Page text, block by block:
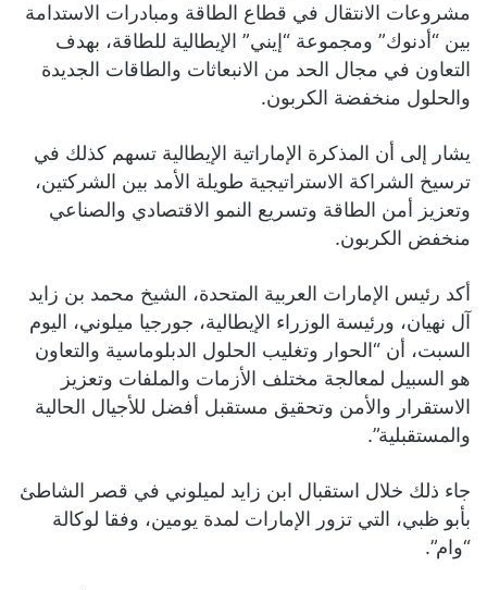
مشروعات الانتقال في قطاع الطاقة ومبادرات الاستدامة
بين “أدنوك” ومجموعة “إيني” الإيطالية للطاقة، بهدف
التعاون في مجال الحد من الانبعاثات والطاقات الجديدة
والحلول منخفضة الكربون.
يشار إلى أن المذكرة الإماراتية الإيطالية تسهم كذلك في
ترسيخ الشراكة الاستراتيجية طويلة الأمد بين الشركتين،
وتعزيز أمن الطاقة وتسريع النمو الاقتصادي والصناعي
منخفض الكربون.
أكد رئيس الإمارات العربية المتحدة، الشيخ محمد بن زايد
آل نهيان، ورئيسة الوزراء الإيطالية، جورجيا ميلوني، اليوم
‏السبت، أن “الحوار وتغليب الحلول الدبلوماسية والتعاون
هو السبيل لمعالجة مختلف الأزمات والملفات ‏وتعزيز
الاستقرار والأمن وتحقيق مستقبل أفضل للأجيال الحالية
والمستقبلية”.‏
جاء ذلك خلال استقبال ابن زايد لميلوني في قصر الشاطئ
بأبو ظبي، التي تزور الإمارات لمدة يومين، وفقا لوكالة
“وام”.